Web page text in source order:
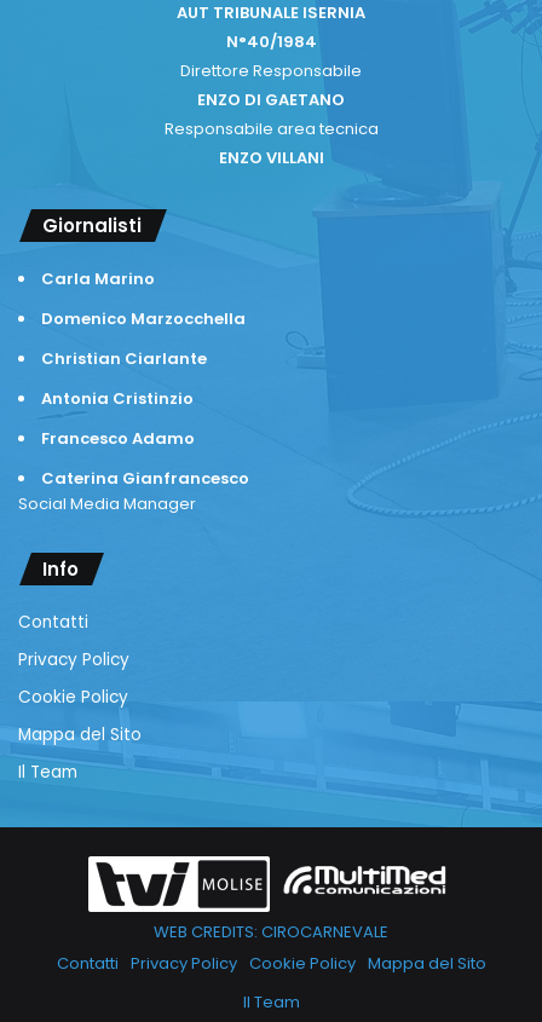
AUT TRIBUNALE ISERNIA
N°40/1984
Direttore Responsabile
ENZO DI GAETANO
Responsabile area tecnica
ENZO VILLANI
Giornalisti
Carla Marino
Domenico Marzocchella
Christian Ciarlante
Antonia Cristinzio
Francesco Adamo
Caterina Gianfrancesco
Social Media Manager
Info
Contatti
Privacy Policy
Cookie Policy
Mappa del Sito
Il Team
WEB CREDITS: CIROCARNEVALE
Contatti Privacy Policy Cookie Policy Mappa del Sito
Il Team